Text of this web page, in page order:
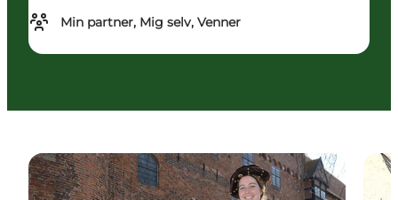
Min partner, Mig selv, Venner